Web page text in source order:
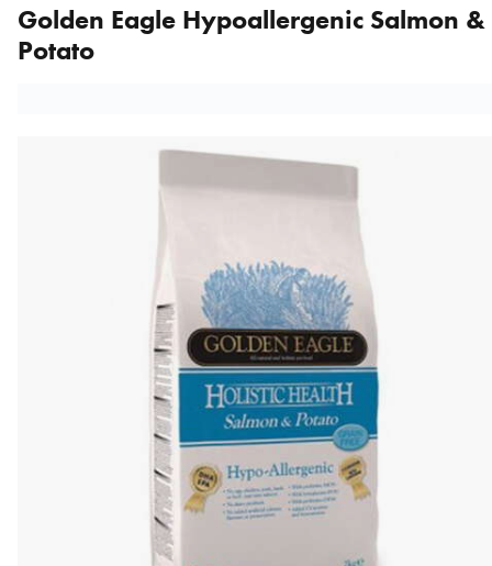
Eläinlääkäriruoat
Tuotemerkit
Uutuudet
Golden Eagle Hypoallergenic Salmon &
Potato